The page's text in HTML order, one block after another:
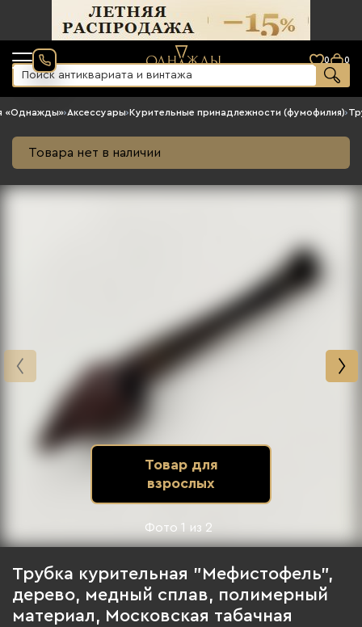
0 0
«Однажды»›Аксессуары›Курительные принадлежности (фумофилия)›
Товара нет в наличии
Товар для
взрослых
Фото1 из 2
Трубка курительная "Мефистофель",
дерево, медный сплав, полимерный
материал, Московская табачная